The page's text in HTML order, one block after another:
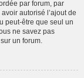
par forum, par
autorisé l’ajout de
peut-être que seul un
ne savez pas
un forum.